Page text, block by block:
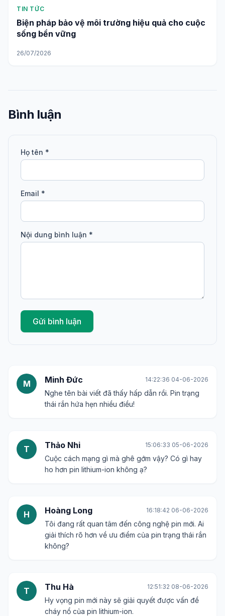
TIN TỨC
Biện pháp bảo vệ môi trường hiệu quả cho cuộc
sống bền vững
26/07/2026
Bình luận
Họ tên *
Email *
Nội dung bình luận *
Gửi bình luận
M Minh Đức 14:22:36 04-06-2026
Nghe tên bài viết đã thấy hấp dẫn rồi. Pin trạng
thái rắn hứa hẹn nhiều điều!
T Thảo Nhi 15:06:33 05-06-2026
Cuộc cách mạng gì mà ghê gớm vậy? Có gì hay
ho hơn pin lithium-ion không ạ?
H Hoàng Long 16:18:42 06-06-2026
Tôi đang rất quan tâm đến công nghệ pin mới. Ai
giải thích rõ hơn về ưu điểm của pin trạng thái rắn
không?
T Thu Hà 12:51:32 08-06-2026
Hy vọng pin mới này sẽ giải quyết được vấn đề
cháy nổ của pin lithium-ion.